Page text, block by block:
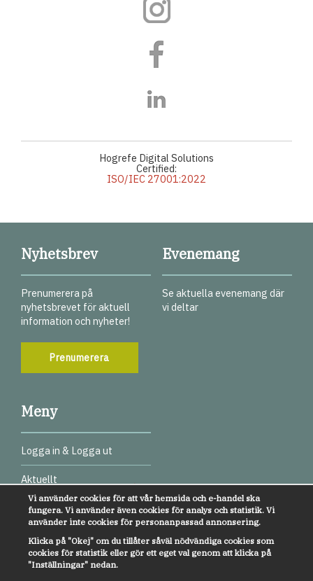
Hogrefe Digital Solutions
Certified:
ISO/IEC 27001:2022
Nyhetsbrev
Prenumerera på
nyhetsbrevet för aktuell
information och nyheter!
Prenumerera
Evenemang
Se aktuella evenemang där
vi deltar
Meny
Logga in & Logga ut
Aktuellt
Digitala test
Webbinarier
Övrigt
Vi använder cookies för att vår hemsida och e-handel ska
fungera. Vi använder även cookies för analys och statistik. Vi
använder inte cookies för personanpassad annonsering.
Klicka på "Okej" om du tillåter såväl nödvändiga cookies som
cookies för statistik eller gör ett eget val genom att klicka på
"Inställningar" nedan.